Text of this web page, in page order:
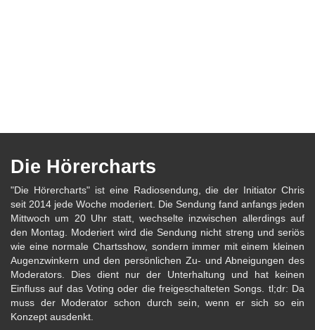
Die Hörercharts
"Die Hörercharts" ist eine Radiosendung, die der Initiator Chris
seit 2014 jede Woche moderiert. Die Sendung fand anfangs jeden
Mittwoch um 20 Uhr statt, wechselte inzwischen allerdings auf
den Montag. Moderiert wird die Sendung nicht streng und seriös
wie eine normale Chartsshow, sondern immer mit einem kleinen
Augenzwinkern und den persönlichen Zu- und Abneigungen des
Moderators. Dies dient nur der Unterhaltung und hat keinen
Einfluss auf das Voting oder die freigeschalteten Songs. tl;dr: Da
muss der Moderator schon durch sein, wenn er sich so ein
Konzept ausdenkt.